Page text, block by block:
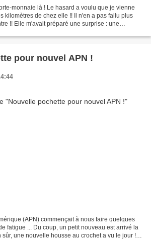
monnaie là ! Le hasard a voulu que je vienne
kilomètres de chez elle !! Il n'en a pas fallu plus
!! Elle m'avait préparé une surprise : une
pour nouvel APN !
(APN) commençait à nous faire quelques
fatigue ... Du coup, un petit nouveau est arrivé la
une nouvelle housse au crochet a vu le jour ! Et